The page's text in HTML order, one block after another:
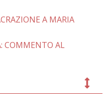
A MARIA
COMMENTO AL